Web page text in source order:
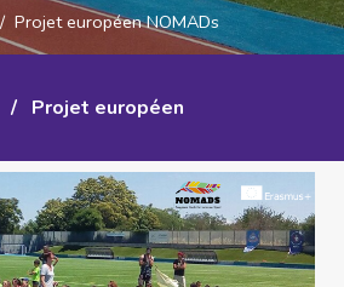
Projet européen NOMADs
/ Projet européen